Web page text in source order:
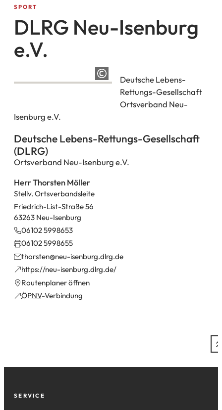
SPORT
DLRG Neu-Isenburg
e.V.
Deutsche Lebens-
Rettungs-Gesellschaft
Ortsverband Neu-
Isenburg e.V.
Deutsche Lebens-Rettungs-Gesellschaft
(DLRG)
Ortsverband Neu-Isenburg e.V.
Herr Thorsten Möller
Stellv. Ortsverbandsleite
Friedrich-List-Straße 56
63263 Neu-Isenburg
06102 5998653
06102 5998655
thorsten
neu-isenburg.dlrg de
https://neu-isenburg.dlrg.de/
(Öffnet
in
einem
neuen
Routenplaner öffnen
(Öffnet
in ÖPNV-Verbindung
(Öffnet
Fußzeile
SERVICE